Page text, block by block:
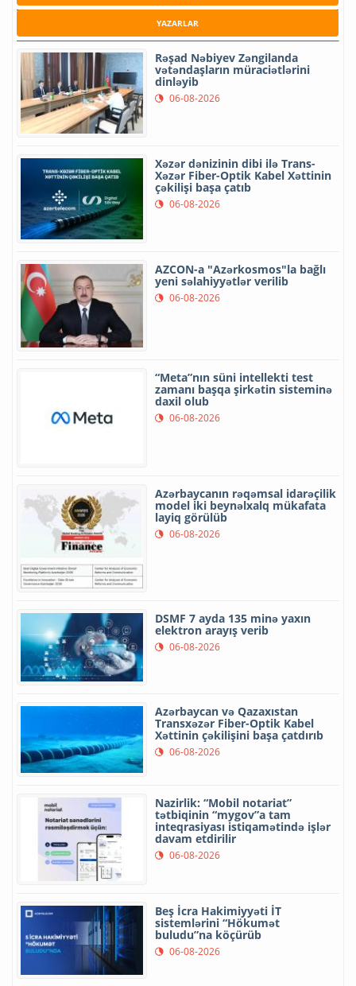
YAZARLAR
Rəşad Nəbiyev Zəngilanda
vətəndaşların müraciətlərini
dinləyib
06-08-2026
Xəzər dənizinin dibi ilə Trans-
Xəzər Fiber-Optik Kabel Xəttinin
çəkilişi başa çatıb
06-08-2026
AZCON-a "Azərkosmos"la bağlı
yeni səlahiyyətlər verilib
06-08-2026
“Meta”nın süni intellekti test
zamanı başqa şirkətin sisteminə
daxil olub
06-08-2026
Azərbaycanın rəqəmsal idarəçilik
model iki beynəlxalq mükafata
layiq görülüb
06-08-2026
DSMF 7 ayda 135 minə yaxın
elektron arayış verib
06-08-2026
Azərbaycan və Qazaxıstan
Transxəzər Fiber-Optik Kabel
Xəttinin çəkilişini başa çatdırıb
06-08-2026
Nazirlik: “Mobil notariat”
tətbiqinin “mygov”a tam
inteqrasiyası istiqamətində işlər
davam etdirilir
06-08-2026
Beş İcra Hakimiyyəti İT
sistemlərini “Hökumət
buludu”na köçürüb
06-08-2026